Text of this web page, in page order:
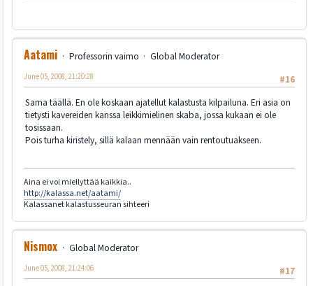
Aatami Professorin vaimo
Global Moderator
#16
June 05, 2008, 21:20:28
Sama täällä. En ole koskaan ajatellut kalastusta kilpailuna. Eri asia on
tietysti kavereiden kanssa leikkimielinen skaba, jossa kukaan ei ole
tosissaan.
Pois turha kiristely, sillä kalaan mennään vain rentoutuakseen.
Aina ei voi miellyttää kaikkia..
http://kalassa.net/aatami/
Kalassanet kalastusseuran sihteeri
Nismox
Global Moderator
#17
June 05, 2008, 21:24:06